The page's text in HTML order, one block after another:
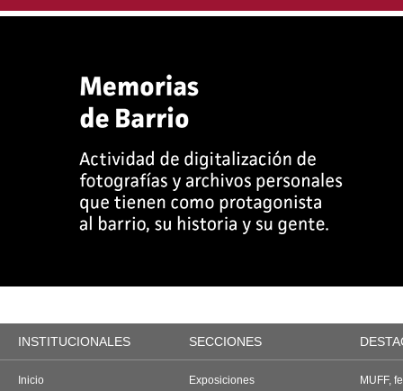
INSTITUCIONALES SECCIONES
Inicio
Exposiciones
MUFF,